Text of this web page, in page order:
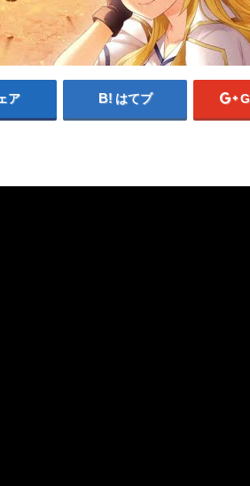
ア はてブ